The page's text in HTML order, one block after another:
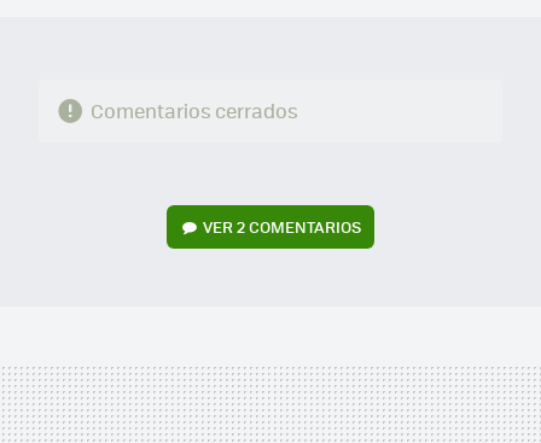
Comentarios cerrados
VER2 COMENTARIOS